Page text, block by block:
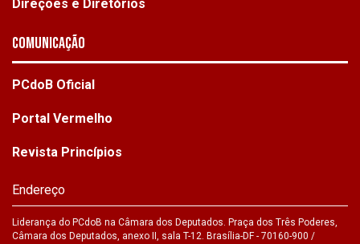
Direções e Diretórios
Comunicação
PCdoB Oficial
Portal Vermelho
Revista Princípios
Endereço
Liderança do PCdoB na Câmara dos Deputados. Praça dos Três Poderes,
Câmara dos Deputados, anexo II, sala T-12. Brasília-DF - 70160-900 /